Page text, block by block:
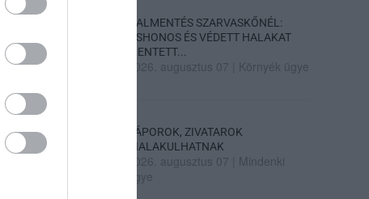
HALMENTÉS SZARVASKŐNÉL:
ŐSHONOS ÉS VÉDETT HALAKAT
MENTETT...
2026. augusztus 07 Környék ügye
ZÁPOROK, ZIVATAROK
KIALAKULHATNAK
2026. augusztus 07
Mindenki
ügye